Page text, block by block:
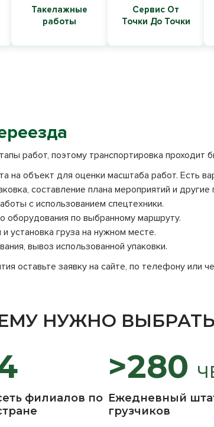
Такелажные
работы
Сервис От
Точки До Точки
работ, поэтому транспортировка проходит
на объект для оценки масштаба работ. Есть
составление плана мероприятий и
с использованием спецтехники.
оборудования по выбранному маршруту.
установка груза на нужном месте.
вывоз использованной упаковки.
оставьте заявку на сайте, по телефону или
НУЖНО
филиалов по
>280
Ежедневный
грузчиков